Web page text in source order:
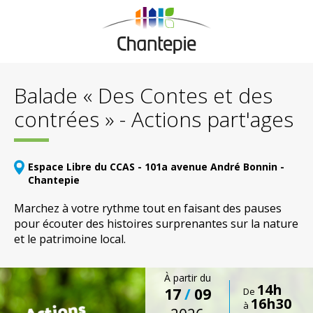
Balade « Des Contes et des
contrées » - Actions part'ages
Espace Libre du CCAS - 101a avenue André Bonnin -
Chantepie
Marchez à votre rythme tout en faisant des pauses
pour écouter des histoires surprenantes sur la nature
et le patrimoine local.
À partir du
17/ 09
De 14h
à 16h30